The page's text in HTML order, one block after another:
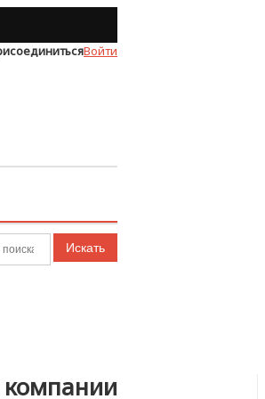
Войти
Искать